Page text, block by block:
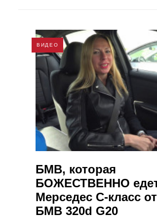
ВИДЕО
БМВ, которая
БОЖЕСТВЕННО
Мерседес С-класс
БМВ 320d G20